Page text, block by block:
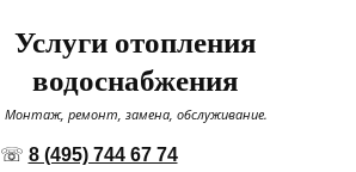
Услуги отопления
водоснабжения
Монтаж, ремонт, замена, обслуживание.
☏ 8 (495) 744 67 74